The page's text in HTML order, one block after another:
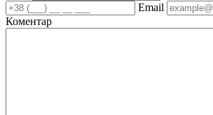
Email
Коментар